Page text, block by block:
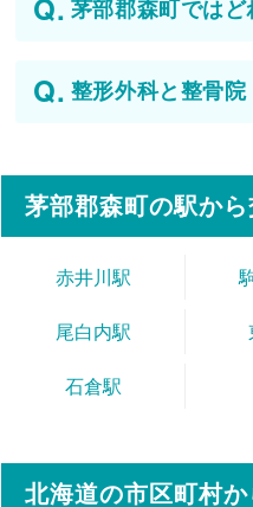
茅部郡森町ではど
整形外科と整骨院
茅部郡森町の駅から
赤井川駅
尾白内駅
石倉駅
北海道の市区町村